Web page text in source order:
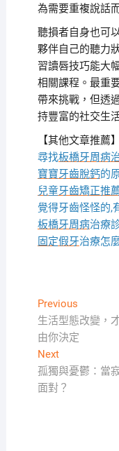
為需要重複說話
聽損者自身也可
夥伴自己的聽力
習讀唇技巧能大
相關課程。最重
帶來挑戰，但透
持豐富的社交生
【其他文章推薦】
尋找板橋牙周病
寶寶牙齒脫鈣的
兒童牙齒矯正推
覺得牙齒怪怪的,
板橋牙周病治療
固定假牙治療怎
文
章
導
覽
PreviousPrevious
post:
生活型態改變，
由你決定
NextNext
post:
孤獨與憂鬱：當
面對？